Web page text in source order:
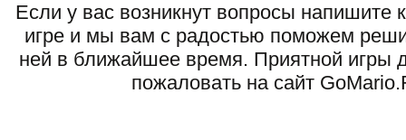
Если у вас возникнут вопросы напишите
игре и мы вам с радостью поможем
ней в ближайшее время. Приятной игры
пожаловать на сайт